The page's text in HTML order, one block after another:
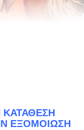
ΕΞΟΜΟΙΩΣΗ